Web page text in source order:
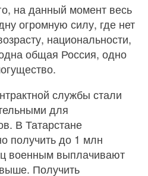
на данный момент весь
огромную силу, где нет
национальности,
общая Россия, одно
службы стали
для
В Татарстане
получить до 1 млн
военным выплачивают
Получить